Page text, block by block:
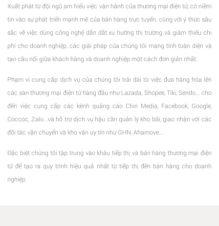
Xuất phát từ đội ngũ am hiểu việc vận hành của thương mại điện tử, có niềm
tin vào sự phát triển mạnh mẽ của bán hàng trực tuyến, cùng với ý thức sâu
sắc về việc dùng công nghệ dẫn dắt xu hướng thị trường và giảm thiểu chi
phí cho doanh nghiệp, các giải pháp của chúng tôi mang tính toàn diện và
tạo cầu nối giữa khách hàng và doanh nghiệp một cách đơn giản nhất.
Phạm vi cung cấp dịch vụ của chúng tôi trải dài từ việc đưa hàng hóa lên
các sàn thương mại điện tử hàng đầu như Lazada, Shopee, Tiki, Sendo... cho
đến việc cung cấp các kênh quảng cáo Chin Media, Facebook, Google,
Coccoc, Zalo...và hỗ trợ dịch vụ hậu cần quản lý kho bãi, giao nhận với các
đối tác vận chuyển và kho vận uy tín như GHN, Ahamove...
Đặc biệt chúng tôi tập trung vào khâu tiếp thị và bán hàng thương mại điện
tử để tạo ra quy trình hiệu quả nhất từ tiếp thị đến bán hàng cho doanh
nghiệp.